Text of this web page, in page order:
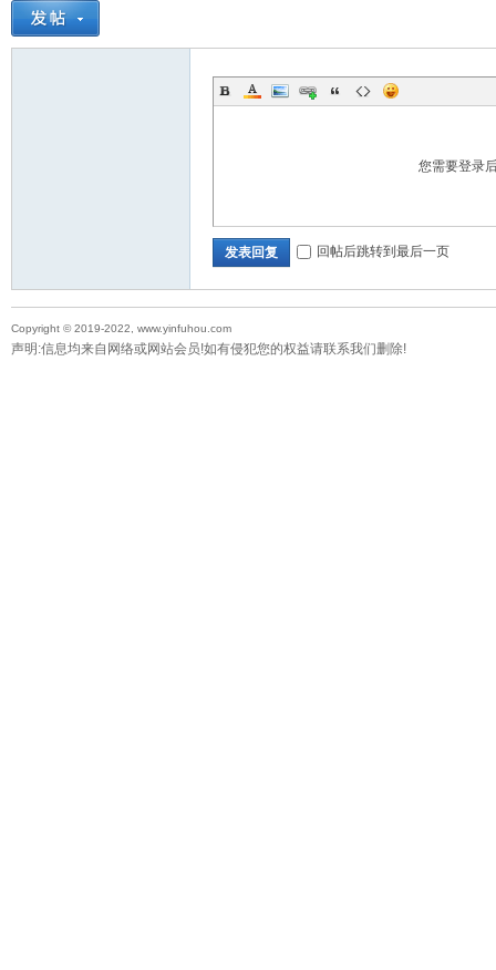
您需要登录
发表回复 回帖后跳转到最后一页
Copyright © 2019-2022, www.yinfuhou.com
声明:信息均来自网络或网站会员!如有侵犯您的权益请联系我们删除!